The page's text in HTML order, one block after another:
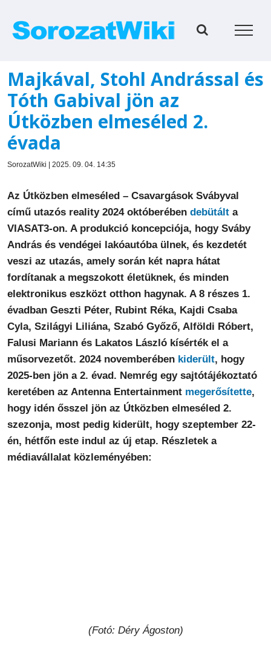
Majkával, Stohl Andrással és
Tóth Gabival jön az
Útközben elmeséled 2.
évada
SorozatWiki | 2025. 09. 04. 14:35
Az Útközben elmeséled – Csavargások Svábyval
című utazós reality 2024 októberében debütált a
VIASAT3-on. A produkció koncepciója, hogy Sváby
András és vendégei lakóautóba ülnek, és kezdetét
veszi az utazás, amely során két napra hátat
fordítanak a megszokott életüknek, és minden
elektronikus eszközt otthon hagynak. A 8 részes 1.
évadban Geszti Péter, Rubint Réka, Kajdi Csaba
Cyla, Szilágyi Liliána, Szabó Győző, Alföldi Róbert,
Falusi Mariann és Lakatos László kísérték el a
műsorvezetőt. 2024 novemberében kiderült, hogy
2025-ben jön a 2. évad. Nemrég egy sajtótájékoztató
keretében az Antenna Entertainment megerősítette,
hogy idén ősszel jön az Útközben elmeséled 2.
szezonja, most pedig kiderült, hogy szeptember 22-
én, hétfőn este indul az új etap. Részletek a
médiavállalat közleményében:
(Fotó: Déry Ágoston)